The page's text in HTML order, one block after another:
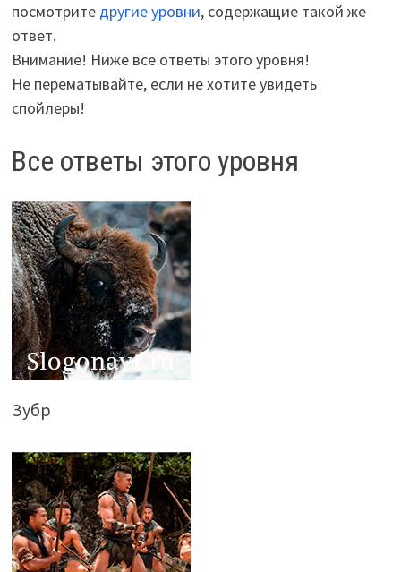
посмотрите другие уровни, содержащие такой же
ответ.
Внимание! Ниже все ответы этого уровня!
Не перематывайте, если не хотите увидеть
спойлеры!
Все ответы этого уровня
Зубр